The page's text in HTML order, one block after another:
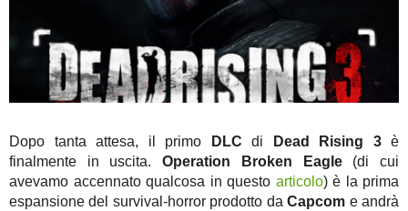
Dopo tanta attesa, il primo DLC di Dead Rising 3è
finalmente in uscita.Operation Broken Eagle(di cui
avevamo accennato qualcosa in questo articolo) è la prima
espansione del survival-horror prodotto daCapcom e andrà